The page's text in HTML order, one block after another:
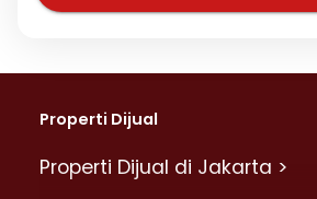
Properti Dijual
Properti Dijual di Jakarta >